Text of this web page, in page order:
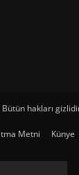
hakları
Metni Künye